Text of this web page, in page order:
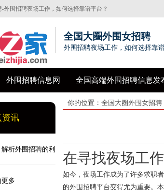
外围招聘夜场工作，如何选择靠谱平台？
全国大圈外围女招聘
外围招聘夜场工作，如何选择靠
外围招聘信息网 全国高端外围招聘信息发
资讯
析外围招聘的利
多
你的位置： 全国大圈外围女招聘
在寻找夜场工
如今，夜场工作成为了许多求职
的外围招聘平台变得尤为重要。